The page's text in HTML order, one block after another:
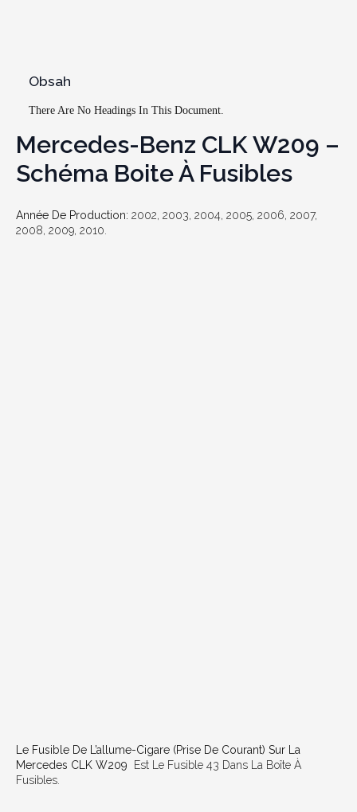
Obsah
There Are No Headings In This Document.
Mercedes-Benz CLK W209 –
Schéma Boite À Fusibles
Année De Production: 2002, 2003, 2004, 2005, 2006, 2007,
2008, 2009, 2010.
Le Fusible De L’allume-Cigare (prise De Courant) Sur La
Mercedes CLK W209 Est Le Fusible 43 Dans La Boîte À
Fusibles.